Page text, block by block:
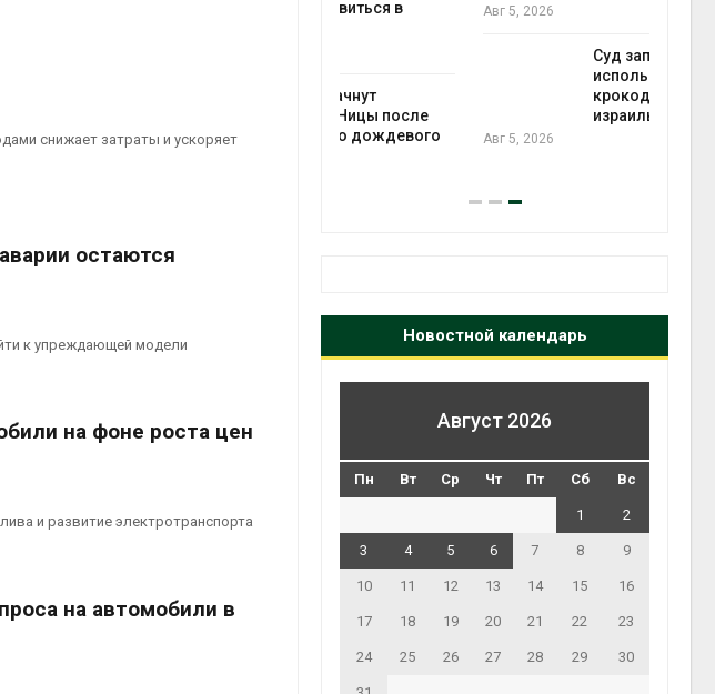
снижает затраты и ускоряет
остаются
к упреждающей модели
на фоне роста цен
и развитие электротранспорта
на автомобили в
рекордного дождевого
Авг 5, 2026
крокодилов для охраны
израильской тюрьмы
Авг 5, 2026
Новостной календарь
Август 2026
Пн Вт Ср Чт Пт Сб Вс
1 2
3 4 5 6 7 8 9
10 11 12 13 14 15 16
17 18 19 20 21 22 23
24 25 26 27 28 29 30